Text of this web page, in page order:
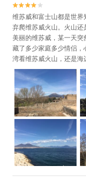


维苏威和富士山都是世
弃爬维苏威火山。火山还
美丽的维苏威，某一天
藏了多少家庭多少情侣
湾看维苏威火山，还是海